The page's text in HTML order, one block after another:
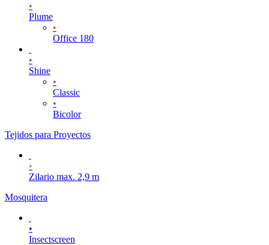
•
Plume
•
Office 180
•
Shine
•
Classic
•
Bicolor
Tejidos para Proyectos
•
Zilario max. 2,9 m
Mosquitera
•
Insectscreen